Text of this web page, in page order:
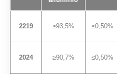
2219 ≥93,5% ≤0,50%
2024 ≥90,7% ≤0,50%